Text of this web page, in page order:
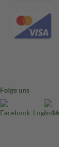
Folge uns